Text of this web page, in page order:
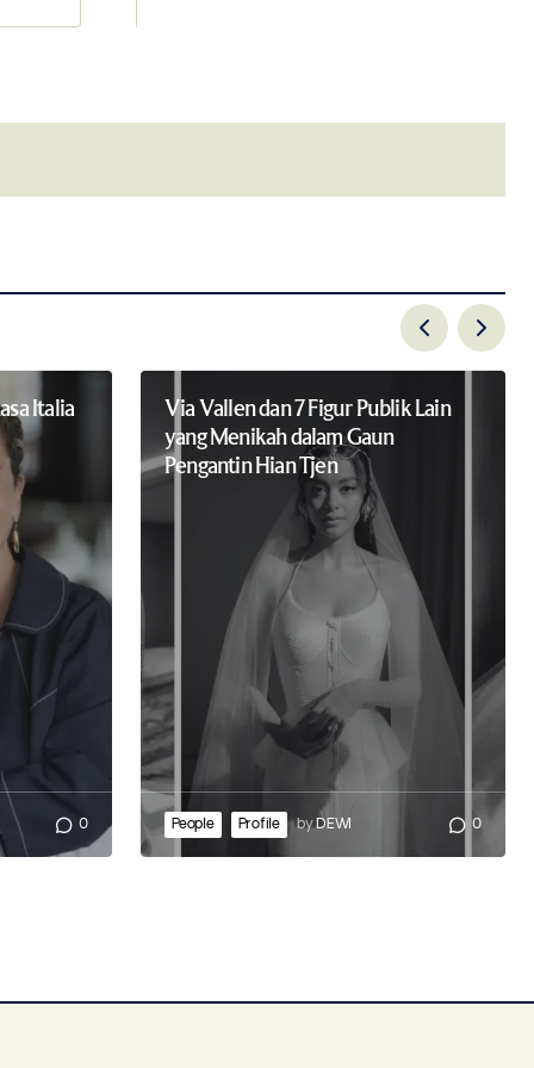
Italia
0
Via Vallen dan 7 Figur Publik Lain
yang Menikah dalam Gaun
Pengantin Hian Tjen
People Profile by DEWI 0